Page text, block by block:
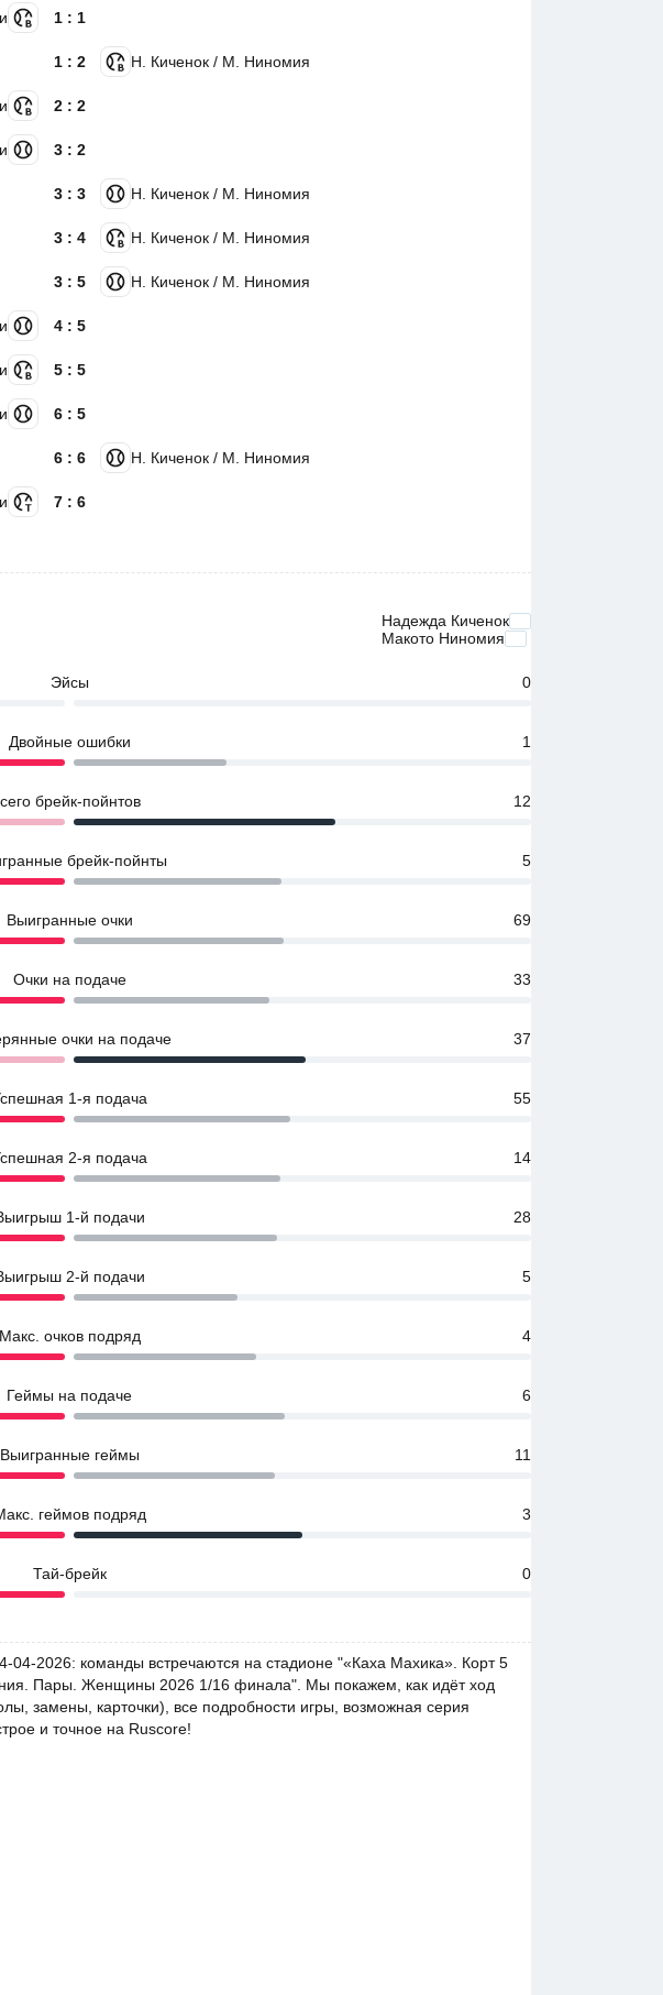
1 : 1
Н. Киченок / М. Ниномия
1 : 2
2 : 2
3 : 2
Н. Киченок / М. Ниномия
3 : 3
Н. Киченок / М. Ниномия
3 : 4
Н. Киченок / М. Ниномия
3 : 5
4 : 5
5 : 5
6 : 5
Н. Киченок / М. Ниномия
6 : 6
7 : 6
Надежда Киченок
Макото Ниномия
Эйсы 0
Двойные ошибки 1
брейк-пойнтов 12
брейк-пойнты 5
Выигранные очки 69
Очки на подаче 33
очки на подаче 37
1-я подача 55
2-я подача 14
1-й подачи 28
2-й подачи 5
Макс. очков подряд 4
Геймы на подаче 6
Выигранные геймы 11
геймов подряд 3
Тай-брейк 0
2026: команды встречаются на стадионе "«Каха Махика». Корт 5
Пары. Женщины 2026 1/16 финала". Мы покажем, как идёт ход
замены, карточки), все подробности игры, возможная серия
и точное на Ruscore!